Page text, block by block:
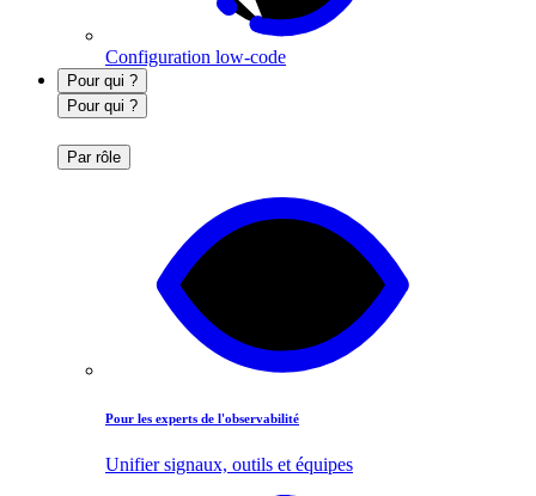
Configuration low-code
Pour qui ?
Pour qui ?
Par rôle
Pour les experts de l'observabilité
Unifier signaux, outils et équipes